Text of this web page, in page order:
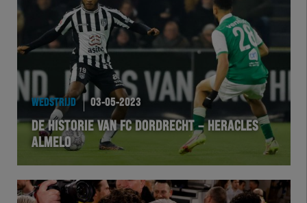
TELHER
HERVOL
EXCHER
HERTEL
WEDSTRIJD 03-05-2023
DE HISTORIE VAN FC DORDRECHT – HERACLES
ALMELO